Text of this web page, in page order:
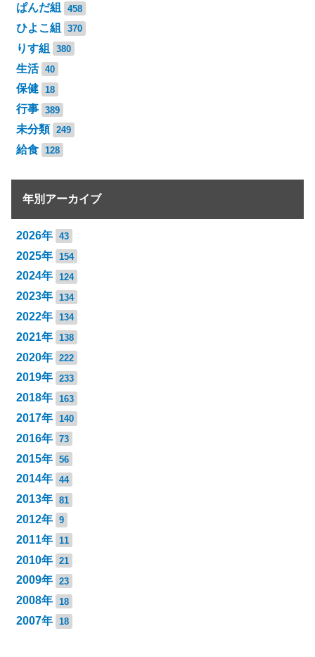
ぱんだ組 458
ひよこ組 370
りす組 380
生活 40
保健 18
行事 389
未分類 249
給食 128
年別アーカイブ
2026年 43
2025年 154
2024年 124
2023年 134
2022年 134
2021年 138
2020年 222
2019年 233
2018年 163
2017年 140
2016年 73
2015年 56
2014年 44
2013年 81
2012年 9
2011年 11
2010年 21
2009年 23
2008年 18
2007年 18